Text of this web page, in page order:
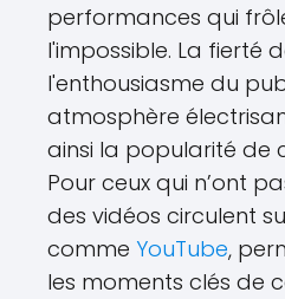
performances qui
l'impossible. La fierté
l'enthousiasme du
atmosphère
ainsi la popularité de
Pour ceux qui n’ont
des vidéos circulent
comme YouTube,
les moments clés de